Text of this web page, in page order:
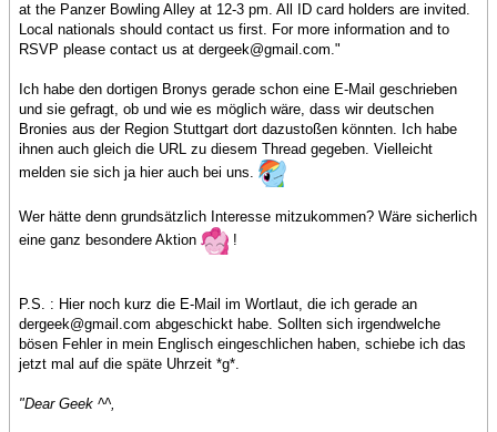
at the Panzer Bowling Alley at 12-3 pm. All ID card holders are invited.
Local nationals should contact us first. For more information and to
RSVP please contact us at dergeek@gmail.com."
Ich habe den dortigen Bronys gerade schon eine E-Mail geschrieben
und sie gefragt, ob und wie es möglich wäre, dass wir deutschen
Bronies aus der Region Stuttgart dort dazustoßen könnten. Ich habe
ihnen auch gleich die URL zu diesem Thread gegeben. Vielleicht
melden sie sich ja hier auch bei uns.
Wer hätte denn grundsätzlich Interesse mitzukommen? Wäre sicherlich
eine ganz besondere Aktion
!
P.S. : Hier noch kurz die E-Mail im Wortlaut, die ich gerade an
dergeek@gmail.com abgeschickt habe. Sollten sich irgendwelche
bösen Fehler in mein Englisch eingeschlichen haben, schiebe ich das
jetzt mal auf die späte Uhrzeit *g*.
"Dear Geek ^^,